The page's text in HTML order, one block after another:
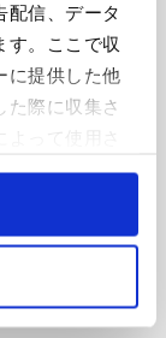
配信、データ
す。ここで収
に提供した他
た際に収集さ
のすべての機
なる可能性が
曜）23時59分
を終了する場合
ていただきま
きますのでご